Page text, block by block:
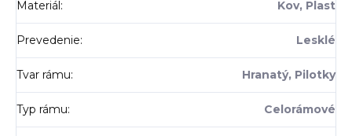
Materiál: Kov, Plast
Prevedenie: Lesklé
Tvar rámu: Hranatý, Pilotky
Typ rámu: Celorámové